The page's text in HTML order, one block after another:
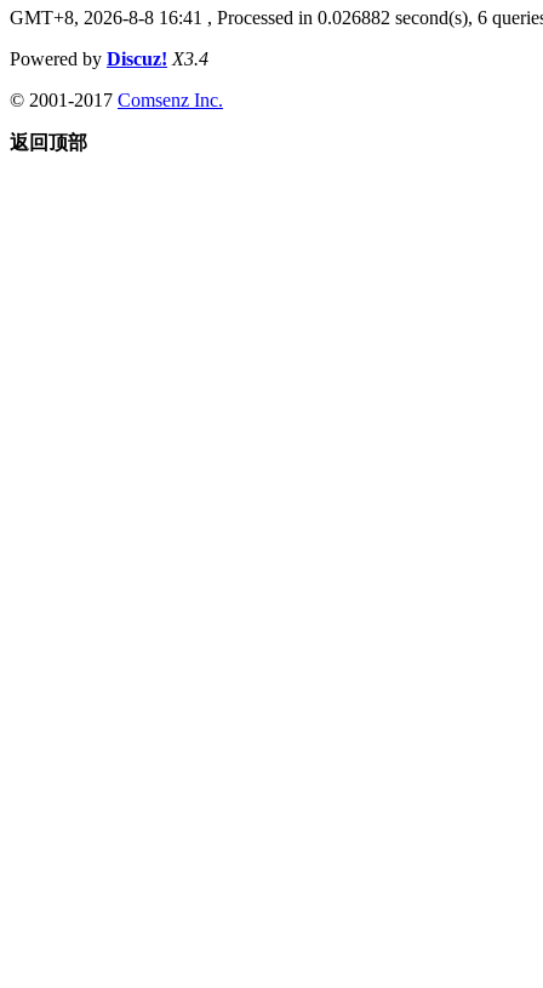
GMT+8, 2026-8-8 16:41 , Processed in 0.026882 second(s), 6
Powered by Discuz! X3.4
© 2001-2017 Comsenz Inc.
返回顶部